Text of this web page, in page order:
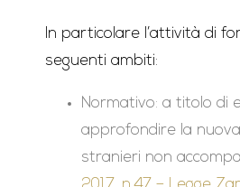
In particolare l’attività di
seguenti ambiti:
Normativo: a titolo di
approfondire la
stranieri non